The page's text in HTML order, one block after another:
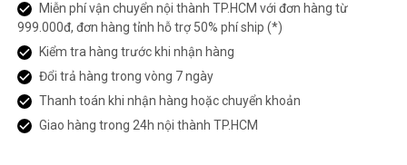
Miễn phí vận chuyển nội thành TP.HCM với đơn hàng từ
999.000đ, đơn hàng tỉnh hỗ trợ 50% phí ship (*)
Kiểm tra hàng trước khi nhận hàng
Đổi trả hàng trong vòng 7 ngày
Thanh toán khi nhận hàng hoặc chuyển khoản
Giao hàng trong 24h nội thành TP.HCM